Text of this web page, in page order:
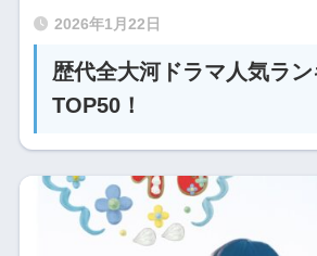
2026年1月22日
歴代全大河ドラマ人気ラ
TOP50！